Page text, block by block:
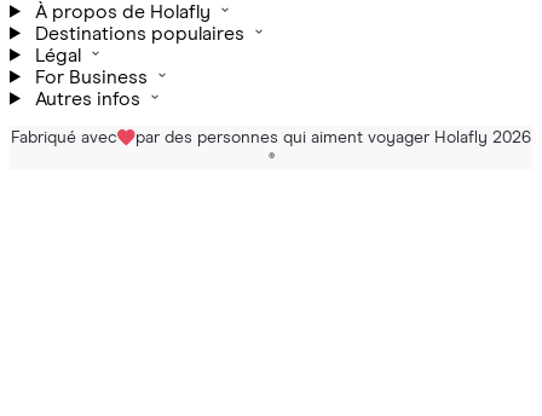
À propos de Holafly
Destinations populaires
Légal
For Business
Autres infos
Fabriqué avec par des personnes qui aiment voyager Holafly 2026
®